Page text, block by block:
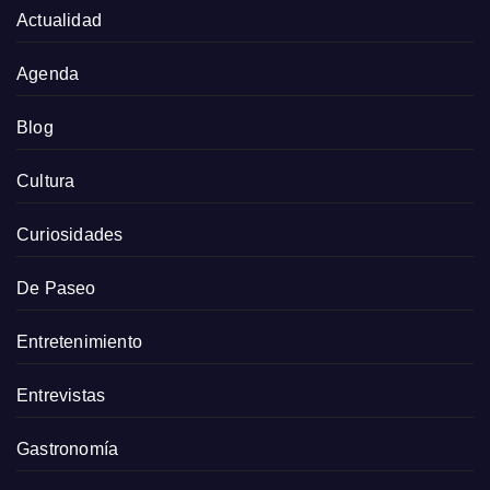
Actualidad
Agenda
Blog
Cultura
Curiosidades
De Paseo
Entretenimiento
Entrevistas
Gastronomía